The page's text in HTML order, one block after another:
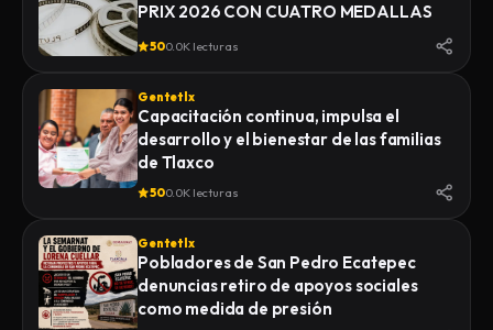
PRIX 2026 CON CUATRO MEDALLAS
500.0K lecturas
Gentetlx
Capacitación continua, impulsa el
desarrollo y el bienestar de las familias
de Tlaxco
500.0K lecturas
Gentetlx
Pobladores de San Pedro Ecatepec
denuncias retiro de apoyos sociales
como medida de presión